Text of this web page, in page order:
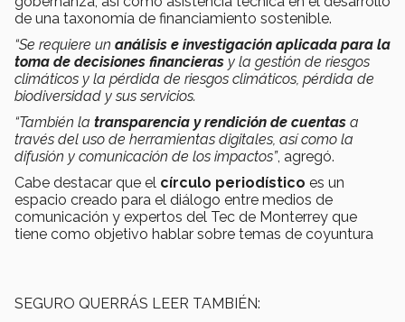
de una taxonomía de financiamiento sostenible.
“Se requiere un análisis e investigación aplicada para la
toma de decisiones financieras y la gestión de riesgos
climáticos y la pérdida de riesgos climáticos, pérdida de
biodiversidad y sus servicios.
“También la transparencia y rendición de cuentas a
través del uso de herramientas digitales , así como la
difusión y comunicación de los impactos”, agregó.
Cabe destacar que el círculo periodístico es un
espacio creado para el diálogo entre medios de
comunicación y expertos del Tec de Monterrey que
tiene como objetivo hablar sobre temas de coyuntura
SEGURO QUERRÁS LEER TAMBIÉN: